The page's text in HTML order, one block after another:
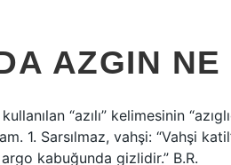
AZGIN NE
“azılı” kelimesinin
1. Sarsılmaz, vahşi: “Vahşi
kabuğunda gizlidir.” B.R.